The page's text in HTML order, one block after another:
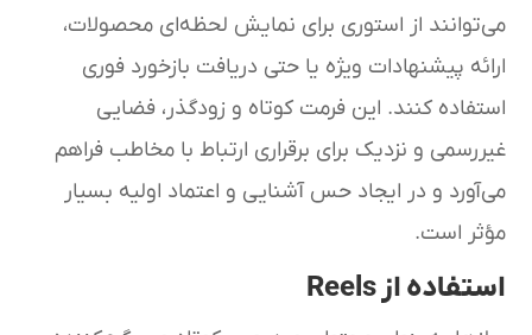
می‌توانند از استوری برای نمایش لحظه‌ای محصولات،
ارائه پیشنهادات ویژه یا حتی دریافت بازخورد فوری
استفاده کنند. این فرمت کوتاه و زودگذر، فضایی
غیررسمی و نزدیک برای برقراری ارتباط با مخاطب فراهم
می‌آورد و در ایجاد حس آشنایی و اعتماد اولیه بسیار
مؤثر است.
استفاده از Reels